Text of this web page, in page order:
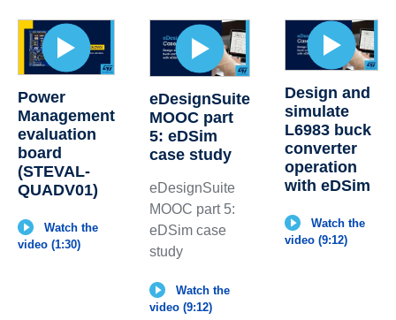
Power
Management
evaluation
board
(STEVAL-
QUADV01)
Watch the
video (1:30)
eDesignSuite
MOOC part
5: eDSim
case study
eDesignSuite
MOOC part 5:
eDSim case
study
Watch the
video (9:12)
Design and
simulate
L6983 buck
converter
operation
with eDSim
Watch the
video (9:12)